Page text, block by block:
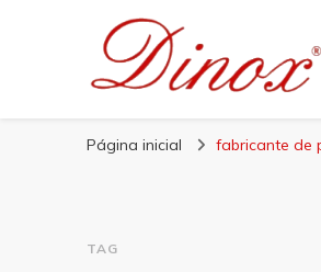
Blog
Página inicial fabricante de
TAG